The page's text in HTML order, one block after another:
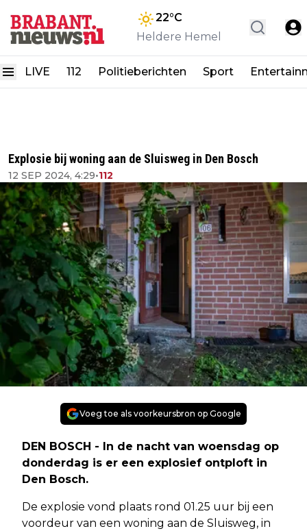
22°C
Heldere Hemel
LIVE 112 Politieberichten Sport
Explosie bij woning aan de Sluisweg in Den Bosch
12 SEP 2024, 4:29•112
Voeg toe als voorkeursbron op Google
DEN BOSCH - In de nacht van woensdag op
donderdag is er een explosief ontploft in
Den Bosch.
De explosie vond plaats rond 01.25 uur bij een
voordeur van een woning aan de Sluisweg, in